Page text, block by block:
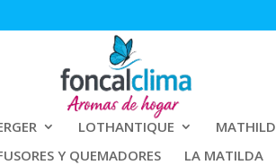
LOTHANTIQUE
Y QUEMADORES
LA MATILDA